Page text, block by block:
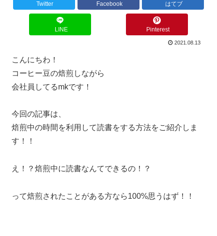
Twitter Facebook はてブ
LINE Pinterest
2021.08.13
こんにちわ！
コーヒー豆の焙煎しながら
会社員してるmkです！
今回の記事は、
焙煎中の時間を利用して読書をする方法をご紹介しま
す！！
え！？焙煎中に読書なんてできるの！？
って焙煎されたことがある方なら100%思うはず！！